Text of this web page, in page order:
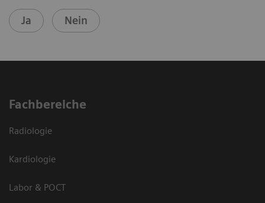
Ja Nein
Fachbereiche
Radiologie
Kardiologie
Labor & POCT